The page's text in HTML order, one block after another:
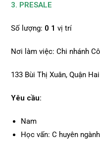
3. PRESALE
Số lượng: 0 1 vị trí
Nơi làm việc: Chi nhánh
133 Bùi Thị Xuân, Quận
Yêu cầu:
Nam
Học vấn: C huyên